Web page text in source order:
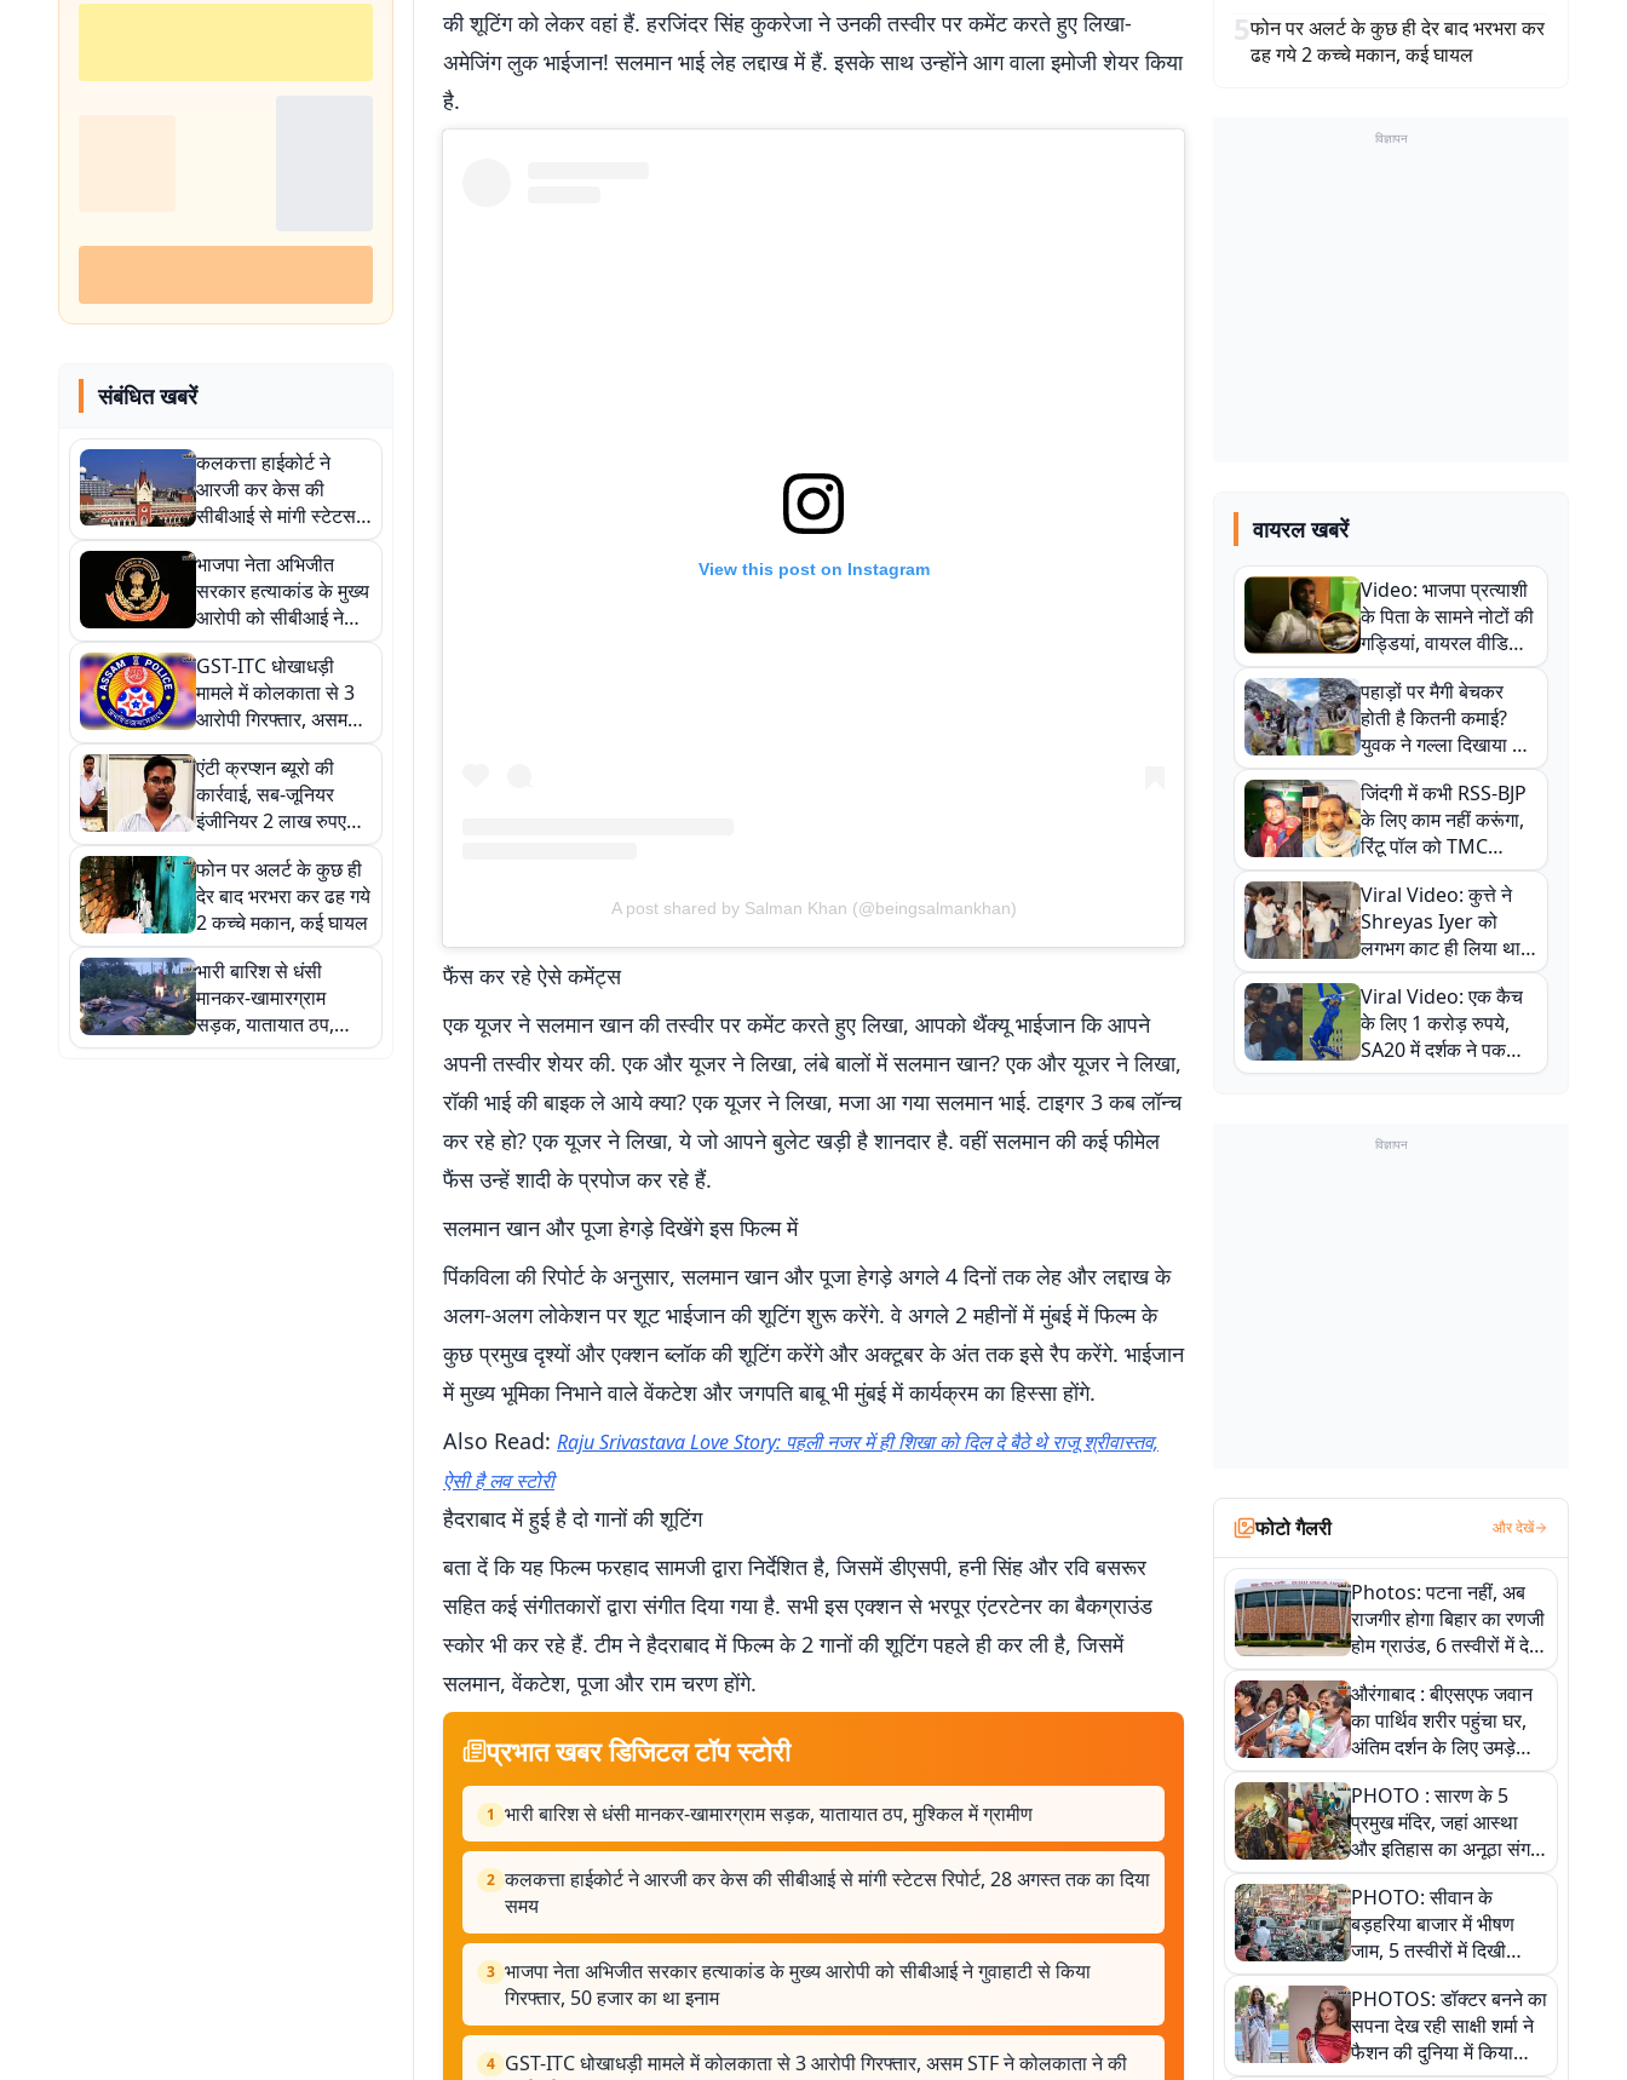
संबंधित खबरें
कलकत्ता हाईकोर्ट ने
आरजी कर केस की
सीबीआई से मांगी स्टेटस
रिपोर्ट, 28 अगस्त तक का
दिया समय
भाजपा नेता अभिजीत
सरकार हत्याकांड के मुख्य
आरोपी को सीबीआई ने
गुवाहाटी से किया
गिरफ्तार, 50 हजार का था
इनाम
GST-ITC धोखाधड़ी
मामले में कोलकाता से 3
आरोपी गिरफ्तार, असम
STF ने कोलकाता ने की
कार्रवाई
एंटी क्रप्शन ब्यूरो की
कार्रवाई, सब-जूनियर
इंजीनियर 2 लाख रुपए
रिश्वत लेते अरेस्ट
फोन पर अलर्ट के कुछ ही
देर बाद भरभरा कर ढह गये
2 कच्चे मकान, कई घायल
भारी बारिश से धंसी
मानकर-खामारग्राम
सड़क, यातायात ठप,
मुश्किल में ग्रामीण
की शूटिंग को लेकर वहां हैं. हरजिंदर सिंह कुकरेजा ने उनकी तस्वीर पर कमेंट करते हुए लिखा-
अमेजिंग लुक भाईजान! सलमान भाई लेह लद्दाख में हैं. इसके साथ उन्होंने आग वाला इमोजी शेयर किया
है.
View this post on Instagram
A post shared by Salman Khan (@beingsalmankhan)
फैंस कर रहे ऐसे कमेंट्स
एक यूजर ने सलमान खान की तस्वीर पर कमेंट करते हुए लिखा, आपको थैंक्यू भाईजान कि आपने
अपनी तस्वीर शेयर की. एक और यूजर ने लिखा, लंबे बालों में सलमान खान? एक और यूजर ने लिखा,
रॉकी भाई की बाइक ले आये क्या? एक यूजर ने लिखा, मजा आ गया सलमान भाई. टाइगर 3 कब लॉन्च
कर रहे हो? एक यूजर ने लिखा, ये जो आपने बुलेट खड़ी है शानदार है. वहीं सलमान की कई फीमेल
फैंस उन्हें शादी के प्रपोज कर रहे हैं.
सलमान खान और पूजा हेगड़े दिखेंगे इस फिल्म में
पिंकविला की रिपोर्ट के अनुसार, सलमान खान और पूजा हेगड़े अगले 4 दिनों तक लेह और लद्दाख के
अलग-अलग लोकेशन पर शूट भाईजान की शूटिंग शुरू करेंगे. वे अगले 2 महीनों में मुंबई में फिल्म के
कुछ प्रमुख दृश्यों और एक्शन ब्लॉक की शूटिंग करेंगे और अक्टूबर के अंत तक इसे रैप करेंगे. भाईजान
में मुख्य भूमिका निभाने वाले वेंकटेश और जगपति बाबू भी मुंबई में कार्यक्रम का हिस्सा होंगे.
Also Read: Raju Srivastava Love Story: पहली नजर में ही शिखा को दिल दे बैठे थे राजू श्रीवास्तव,
ऐसी है लव स्टोरी
हैदराबाद में हुई है दो गानों की शूटिंग
बता दें कि यह फिल्म फरहाद सामजी द्वारा निर्देशित है, जिसमें डीएसपी, हनी सिंह और रवि बसरूर
सहित कई संगीतकारों द्वारा संगीत दिया गया है. सभी इस एक्शन से भरपूर एंटरटेनर का बैकग्राउंड
स्कोर भी कर रहे हैं. टीम ने हैदराबाद में फिल्म के 2 गानों की शूटिंग पहले ही कर ली है, जिसमें
सलमान, वेंकटेश, पूजा और राम चरण होंगे.
प्रभात खबर डिजिटल टॉप स्टोरी
1 भारी बारिश से धंसी मानकर-खामारग्राम सड़क, यातायात ठप, मुश्किल में ग्रामीण
2 कलकत्ता हाईकोर्ट ने आरजी कर केस की सीबीआई से मांगी स्टेटस रिपोर्ट, 28 अगस्त तक का दिया
समय
3 भाजपा नेता अभिजीत सरकार हत्याकांड के मुख्य आरोपी को सीबीआई ने गुवाहाटी से किया
गिरफ्तार, 50 हजार का था इनाम
4 GST-ITC धोखाधड़ी मामले में कोलकाता से 3 आरोपी गिरफ्तार, असम STF ने कोलकाता ने की
5फोन पर अलर्ट के कुछ ही देर बाद भरभरा कर
ढह गये 2 कच्चे मकान, कई घायल
विज्ञापन
वायरल खबरें
Video: भाजपा प्रत्याशी
के पिता के सामने नोटों की
गड्डियां, वायरल वीडियो
से राजनीति में उबाल,
अजित महतो बोले- TMC
की गंदी चाल
पहाड़ों पर मैगी बेचकर
होती है कितनी कमाई?
युवक ने गल्ला दिखाया तो
नौकरी वालों के खड़े हो गए
कान
जिंदगी में कभी RSS-BJP
के लिए काम नहीं करूंगा,
रिंटू पॉल को TMC
ऑफिस में ले जाकर पीटा,
Video वायरल
Viral Video: कुत्ते ने
Shreyas Iyer को
लगभग काट ही लिया था,
न्यूजीलैंड सीरीज से पहले
बाल-बाल बचे
Viral Video: एक कैच
के लिए 1 करोड़ रुपये,
SA20 में दर्शक ने पकड़ा
एक हाथ से गजब का कैच
विज्ञापन
फोटो गैलरी और देखें
Photos: पटना नहीं, अब
राजगीर होगा बिहार का रणजी
होम ग्राउंड, 6 तस्वीरों में देखें
नए स्टेडियम की पूरी कहानी
औरंगाबाद : बीएसएफ जवान
का पार्थिव शरीर पहुंचा घर,
अंतिम दर्शन के लिए उमड़े
लोग
PHOTO : सारण के 5
प्रमुख मंदिर, जहां आस्था
और इतिहास का अनूठा संगम,
तस्वीरों में जानिए
PHOTO: सीवान के
बड़हरिया बाजार में भीषण
जाम, 5 तस्वीरों में दिखी
अव्यवस्था
PHOTOS: डॉक्टर बनने का
सपना देख रही साक्षी शर्मा ने
फैशन की दुनिया में किया